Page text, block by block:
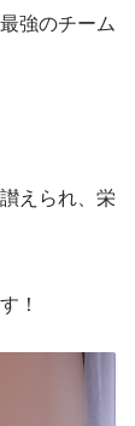
強のチーム
えられ、栄
！